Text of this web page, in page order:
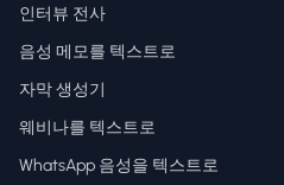
인터뷰 전사
음성 메모를 텍스트로
자막 생성기
웨비나를 텍스트로
WhatsApp 음성을 텍스트로